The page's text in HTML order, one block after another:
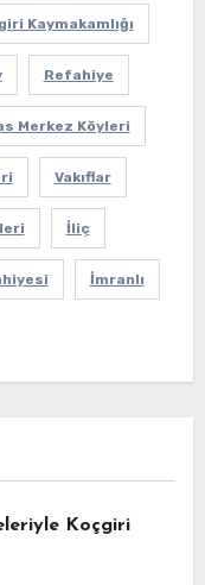
Kaymakamlığı
Refahiye
Merkez Köyleri
Vakıflar
İliç
İmranlı
Koçgiri